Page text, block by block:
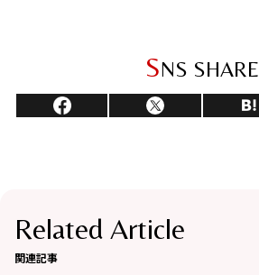
SNS SHARE
Related Article
関連記事